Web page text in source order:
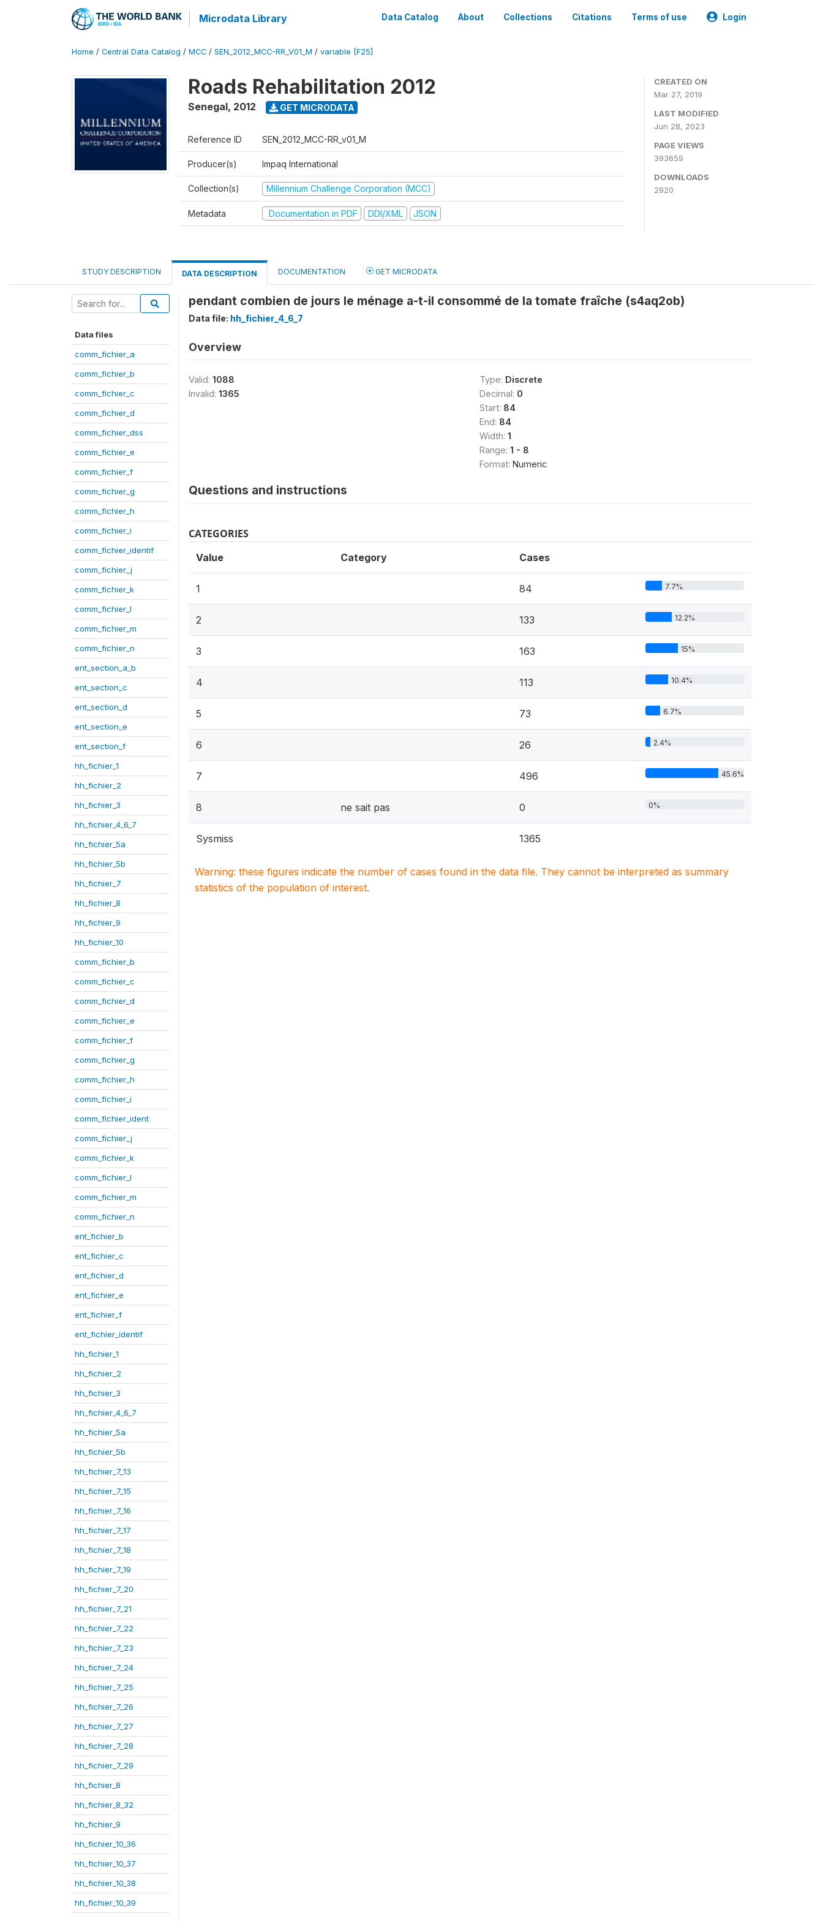
Microdata Library Data Catalog About Collections Citations Terms of use Login
Home / Central Data Catalog / MCC / SEN_2012_MCC-RR_V01_M / variable [F25]
Roads Rehabilitation 2012
Senegal, 2012 GET MICRODATA
Reference ID SEN_2012_MCC-RR_v01_M
Producer(s) Impaq International
Collection(s) Millennium Challenge Corporation (MCC)
Metadata Documentation in PDF DDI/XML JSON
CREATED ON
Mar 27, 2019
LAST MODIFIED
Jun 28, 2023
PAGE VIEWS
393659
DOWNLOADS
2920
STUDY DESCRIPTION DATA DESCRIPTION DOCUMENTATION GET MICRODATA
Data files
comm_fichier_a
comm_fichier_b
comm_fichier_c
comm_fichier_d
comm_fichier_dss
comm_fichier_e
comm_fichier_f
comm_fichier_g
comm_fichier_h
comm_fichier_i
comm_fichier_identif
comm_fichier_j
comm_fichier_k
comm_fichier_l
comm_fichier_m
comm_fichier_n
ent_section_a_b
ent_section_c
ent_section_d
ent_section_e
ent_section_f
hh_fichier_1
hh_fichier_2
hh_fichier_3
hh_fichier_4_6_7
hh_fichier_5a
hh_fichier_5b
hh_fichier_7
hh_fichier_8
hh_fichier_9
hh_fichier_10
comm_fichier_b
comm_fichier_c
comm_fichier_d
comm_fichier_e
comm_fichier_f
comm_fichier_g
comm_fichier_h
comm_fichier_i
comm_fichier_ident
comm_fichier_j
comm_fichier_k
comm_fichier_l
comm_fichier_m
comm_fichier_n
ent_fichier_b
ent_fichier_c
ent_fichier_d
ent_fichier_e
ent_fichier_f
ent_fichier_identif
hh_fichier_1
hh_fichier_2
hh_fichier_3
hh_fichier_4_6_7
hh_fichier_5a
hh_fichier_5b
hh_fichier_7_13
hh_fichier_7_15
hh_fichier_7_16
hh_fichier_7_17
hh_fichier_7_18
hh_fichier_7_19
hh_fichier_7_20
hh_fichier_7_21
hh_fichier_7_22
hh_fichier_7_23
hh_fichier_7_24
hh_fichier_7_25
hh_fichier_7_26
hh_fichier_7_27
hh_fichier_7_28
hh_fichier_7_29
hh_fichier_8
hh_fichier_8_32
hh_fichier_9
hh_fichier_10_36
hh_fichier_10_37
hh_fichier_10_38
hh_fichier_10_39
pendant combien de jours le ménage a-t-il consommé de la tomate fraîche (s4aq2ob)
Data file: hh_fichier_4_6_7
Overview
Valid: 1088
Invalid: 1365
Type: Discrete
Decimal: 0
Start: 84
End: 84
Width: 1
Range: 1 - 8
Format: Numeric
Questions and instructions
CATEGORIES
Value Category Cases
1 84 7.7%
2 133 12.2%
3 163 15%
4 113 10.4%
5 73 6.7%
6 26 2.4%
7 496 45.6%
8 ne sait pas 0 0%
Sysmiss 1365
Warning: these figures indicate the number of cases found in the data file. They cannot be interpreted as summary
statistics of the population of interest.